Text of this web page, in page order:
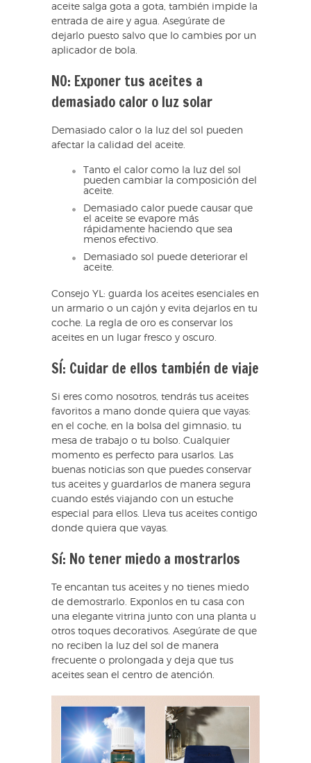
aceite salga gota a gota, también impide la
entrada de aire y agua. Asegúrate de
dejarlo puesto salvo que lo cambies por un
aplicador de bola.
NO: Exponer tus aceites a
demasiado calor o luz solar
Demasiado calor o la luz del sol pueden
afectar la calidad del aceite.
Tanto el calor como la luz del sol
pueden cambiar la composición del
aceite.
Demasiado calor puede causar que
el aceite se evapore más
rápidamente haciendo que sea
menos efectivo.
Demasiado sol puede deteriorar el
aceite.
Consejo YL: guarda los aceites esenciales en
un armario o un cajón y evita dejarlos en tu
coche. La regla de oro es conservar los
aceites en un lugar fresco y oscuro.
SÍ: Cuidar de ellos también de viaje
Si eres como nosotros, tendrás tus aceites
favoritos a mano donde quiera que vayas:
en el coche, en la bolsa del gimnasio, tu
mesa de trabajo o tu bolso. Cualquier
momento es perfecto para usarlos. Las
buenas noticias son que puedes conservar
tus aceites y guardarlos de manera segura
cuando estés viajando con un estuche
especial para ellos. Lleva tus aceites contigo
donde quiera que vayas.
Sí: No tener miedo a mostrarlos
Te encantan tus aceites y no tienes miedo
de demostrarlo. Exponlos en tu casa con
una elegante vitrina junto con una planta u
otros toques decorativos. Asegúrate de que
no reciben la luz del sol de manera
frecuente o prolongada y deja que tus
aceites sean el centro de atención.